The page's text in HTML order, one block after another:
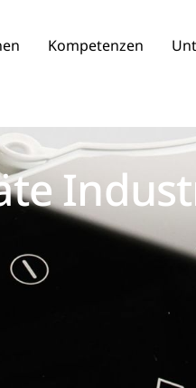
Kompetenzen